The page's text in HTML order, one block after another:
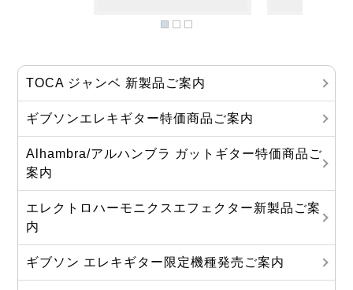
TOCA ジャンベ 新製品ご案内
ギブソンエレキギター特価商品ご案内
Alhambra/アルハンブラ ガットギター特価商品ご
案内
エレクトロハーモニクスエフェクター新製品ご案
内
ギブソン エレキギター限定機種発売ご案内